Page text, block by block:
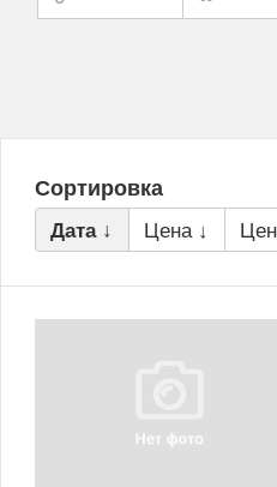
Сортировка
Дата ↓ Цена ↓